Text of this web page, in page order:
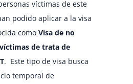
víctimas de este
podido aplicar a la visa
como Visa de no
de trata de
. Este tipo de visa busca
temporal de